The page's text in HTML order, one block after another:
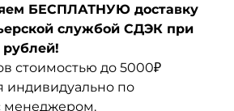
БЕСПЛАТНУЮ доставку
службой СДЭК при
рублей!
стоимостью до 5000₽
индивидуально по
менеджером.